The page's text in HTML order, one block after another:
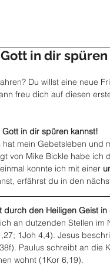
Gott in dir
Du willst eine neue
freu dich auf diesen
in dir spüren kannst!
hat mein Gebetsleben
von Mike Bickle habe ich
konnte ich mit einer
erfährst du in den
durch den Heiligen Geist in
an dutzenden Stellen
1Joh 4,4). Jesus
Paulus schreibt an die
wohnt (1Kor 6,19).